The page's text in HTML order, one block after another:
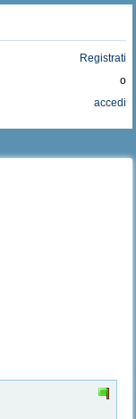
Registrati
o
accedi